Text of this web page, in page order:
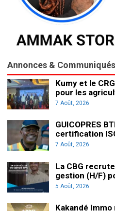
Annonces & Communiqués
Kumy et le
pour les
7 Août, 2026
GUICOPRES
certification
7 Août, 2026
La CBG
gestion (H/F)
5 Août, 2026
Kakandé